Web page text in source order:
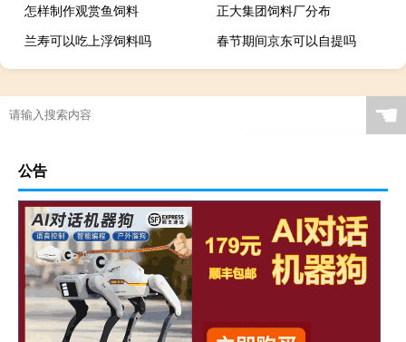
怎样制作观赏鱼饲料
正大集团饲料厂分布
兰寿可以吃上浮饲料吗
春节期间京东可以自提吗
☚
公告